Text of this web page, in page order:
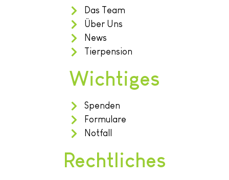
Das Team
Über Uns
News
Tierpension
Wichtiges
Spenden
Formulare
Notfall
Rechtliches